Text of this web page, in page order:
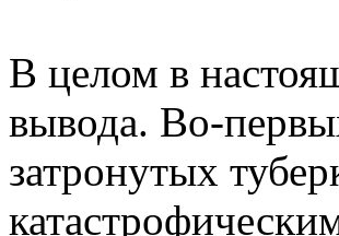
В целом в
вывода. Во-
затронутых